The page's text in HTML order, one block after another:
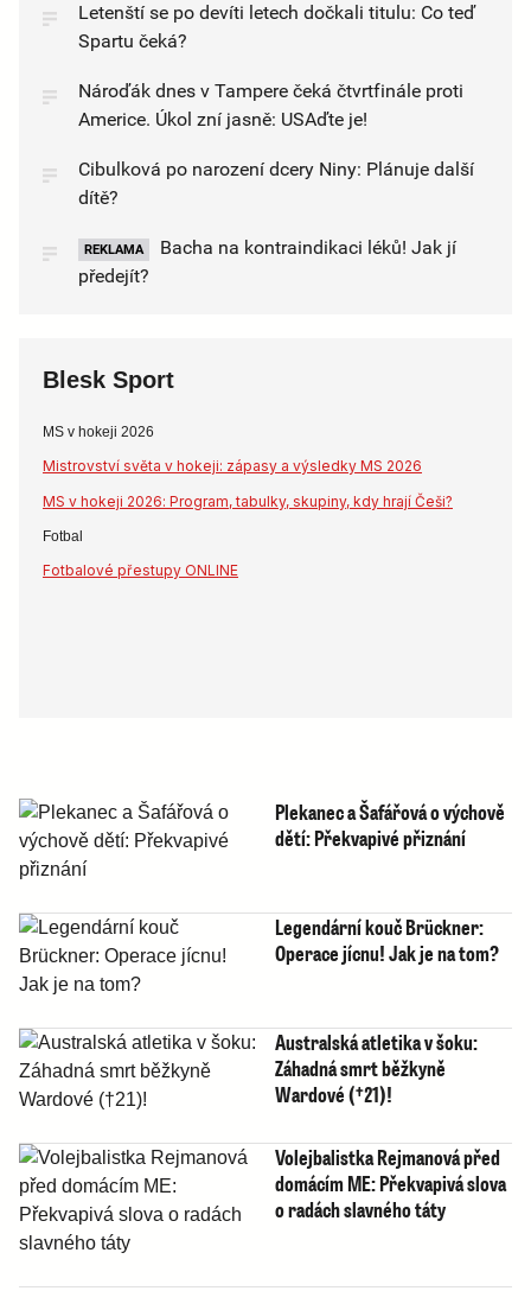
Letenští se po devíti letech dočkali titulu: Co teď
Spartu čeká?
Nároďák dnes v Tampere čeká čtvrtfinále proti
Americe. Úkol zní jasně: USAďte je!
Cibulková po narození dcery Niny: Plánuje další
dítě?
REKLAMA
Bacha na kontraindikaci léků! Jak jí
předejít?
Blesk Sport
MS v hokeji 2026
Mistrovství světa v hokeji: zápasy a výsledky MS 2026
MS v hokeji 2026: Program, tabulky, skupiny, kdy hrají Češi?
Fotbal
Fotbalové přestupy ONLINE
Plekanec a Šafářová o výchově
dětí: Překvapivé přiznání
Legendární kouč Brückner:
Operace jícnu! Jak je na tom?
Australská atletika v šoku:
Záhadná smrt běžkyně
Wardové (†21)!
Volejbalistka Rejmanová před
domácím ME: Překvapivá slova
o radách slavného táty